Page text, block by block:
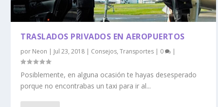
TRASLADOS PRIVADOS EN AEROPUERTOS
por Neon | Jul 23, 2018 | Consejos,Transportes | 0 |
Posiblemente, en alguna ocasión te hayas desesperado
porque no encontrabas un taxi para ir al...